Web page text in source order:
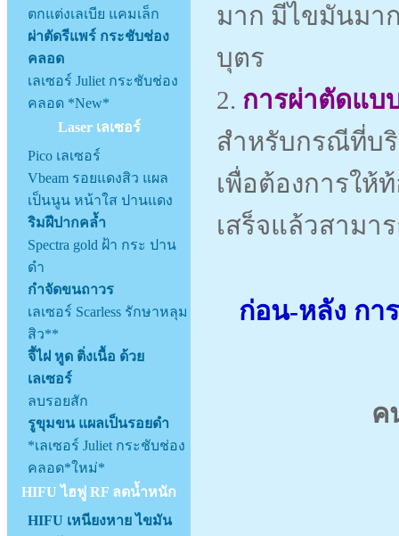
ตกแต่งเลเบีย แคมเล็ก
ผ่าตัดรีแพร์ กระชับช่อง
คลอด
เลเซอร์ Juliet กระชับช่อง
คลอด *New*
Laser เลเซอร์
Pico เลเซอร์
Vbeam รอยแดงสิว แผล
เป็นนูน หน้าใส ปานแดง
ริมฝีปากคล้ำ
Spectra gold ฝ้า กระ ปาน
ดำ
กำจัดขนถาวร
เลเซอร์ Scarless รักษาหลุม
สิว**
จี้ไฝ หูด ติ่งเนื้อ ด้วย
เลเซอร์
ลบรอยสัก
รูขุมขน แผลเป็นรอยดำ
*เลเซอร์ Juliet กระชับช่อง
คลอด*ใหม่*
HIFU ไฮฟู RF ลดน้ำหนัก
HIFU เหนียงหาย ไขมัน
มาก มีไขมันมา
บุตร
2. การผ่าตัดแบ
สำหรับกรณีที่บ
เพื่อต้องการให้
เสร็จแล้วสามา
ก่อน-หลัง กา
ค